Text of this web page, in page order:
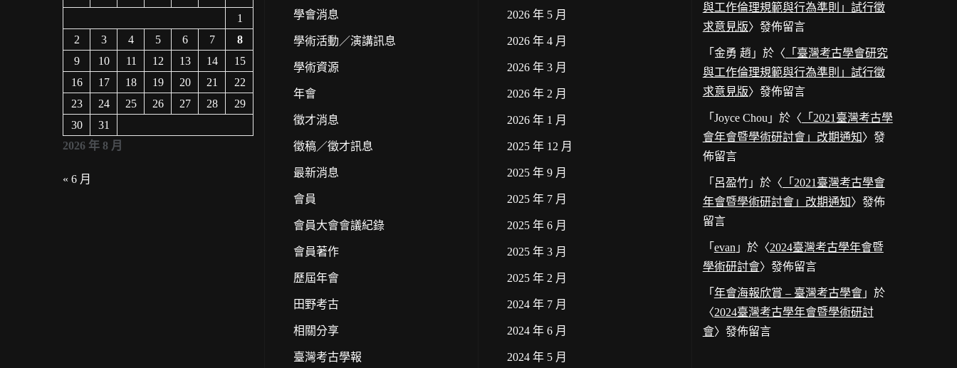
2026 年 8 月
1
2
3 4 5 6 7
8
9
10 11 12 13 14
15
16
17 18 19 20 21
22
23
24 25 26 27 28
29
30
31
« 6 月
學會消息
學術活動／演講訊息
學術資源
年會
徵才消息
徵稿／徵才訊息
最新消息
會員
會員大會會議紀錄
會員著作
歷屆年會
田野考古
相關分享
臺灣考古學報
2026 年 5 月
2026 年 4 月
2026 年 3 月
2026 年 2 月
2026 年 1 月
2025 年 12 月
2025 年 9 月
2025 年 7 月
2025 年 6 月
2025 年 3 月
2025 年 2 月
2024 年 7 月
2024 年 6 月
2024 年 5 月
與工作倫理規範與行為準則」試行徵
求意見版〉發佈留言
「 金勇 趙 」於〈 「臺灣考古學會研究
與工作倫理規範與行為準則」試行徵
求意見版〉發佈留言
「 Joyce Chou 」於〈 「2021臺灣考古學
會年會暨學術研討會」改期通知〉發
佈留言
「 呂盈竹」於〈 「2021臺灣考古學會
年會暨學術研討會」改期通知〉發佈
留言
「 evan 」於〈2024臺灣考古學年會暨
學術研討會〉發佈留言
「 年會海報欣賞 – 臺灣考古學會」於
〈2024臺灣考古學年會暨學術研討
會〉發佈留言